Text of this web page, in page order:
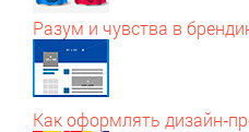
Разум и чувства в
Как оформлять